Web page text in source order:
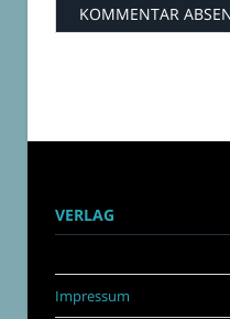
VERLAG
Impressum